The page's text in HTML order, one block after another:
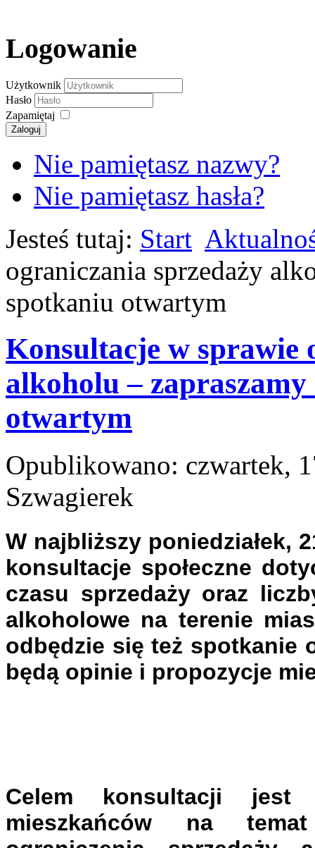
Logowanie
Użytkownik
Hasło
Zapamiętaj
Zaloguj
Nie pamiętasz nazwy?
Nie pamiętasz hasła?
Jesteś tutaj: Start
ograniczania sprzedaży
spotkaniu otwartym
Konsultacje w sprawie
alkoholu –
otwartym
Opublikowano: czwartek,
Szwagierek
W najbliższy poniedziałek,
konsultacje społeczne
czasu sprzedaży oraz
alkoholowe na terenie
odbędzie się też spotkanie
będą opinie i propozycje
Celem konsultacji
mieszkańców na temat